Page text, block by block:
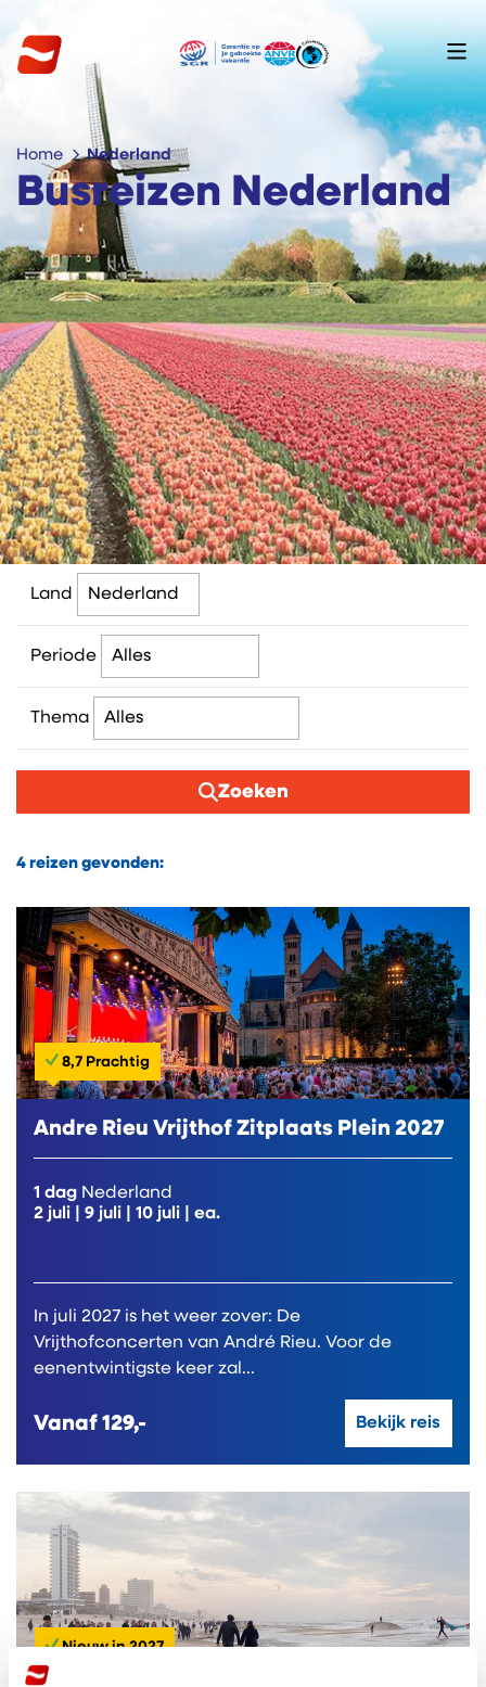
Home Nederland
Busreizen Nederland
Land
Periode
Thema
Zoeken
4 reizen gevonden:
8,7 Prachtig
Andre Rieu Vrijthof Zitplaats Plein 2027
1 dag Nederland
2 juli
9 juli 10 juli | ea.
In juli 2027 is het weer zover: De
Vrijthofconcerten van André Rieu. Voor de
eenentwintigste keer zal...
Vanaf 129,- Bekijk reis
Nieuw in 2027